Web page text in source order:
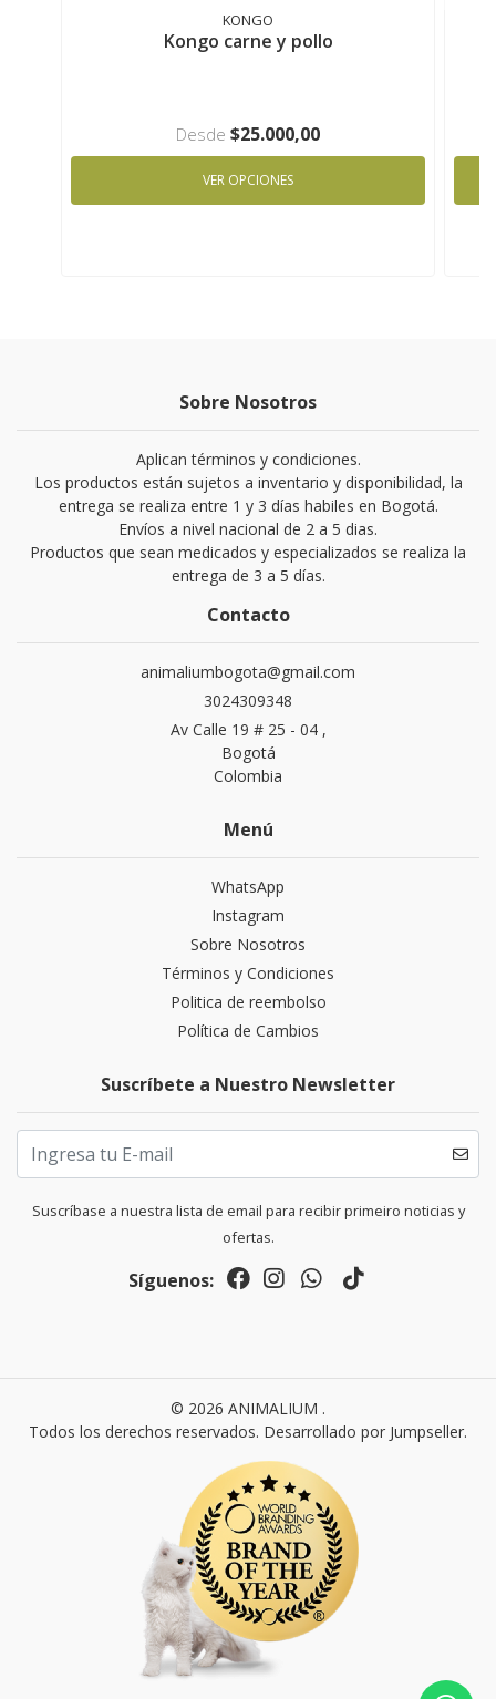
KONGO
Kongo carne y pollo
Desde $25.000,00
VER OPCIONES
Sobre Nosotros
Aplican términos y condiciones.
Los productos están sujetos a inventario y disponibilidad, la
entrega se realiza entre 1 y 3 días habiles en Bogotá.
Envíos a nivel nacional de 2 a 5 dias.
Productos que sean medicados y especializados se realiza la
entrega de 3 a 5 días.
Contacto
animaliumbogota@gmail.com
3024309348
Av Calle 19 # 25 - 04 ,
Bogotá
Colombia
Menú
WhatsApp
Instagram
Sobre Nosotros
Términos y Condiciones
Politica de reembolso
Política de Cambios
Suscríbete a Nuestro Newsletter
Suscríbase a nuestra lista de email para recibir primeiro noticias y
ofertas.
Síguenos:
© 2026 ANIMALIUM .
Todos los derechos reservados. Desarrollado por Jumpseller.